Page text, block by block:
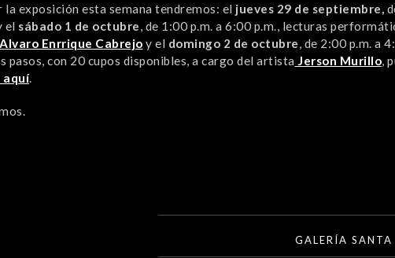
la exposición esta semana tendremos: el jueves 29 de septiembre,
el sábado 1 de octubre de 1:00 p.m. a 6:00 p.m., lecturas
Alvaro Enrrique Cabrejo y el domingo 2 de octubre , de 2:00 p.m. a
pasos, con 20 cupos disponibles, a cargo del artista Jerson Murillo ,
aquí.
GALERÍA SANTA